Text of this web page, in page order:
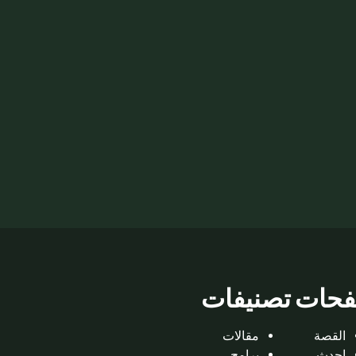
القصة
تصنيفات
مقالات